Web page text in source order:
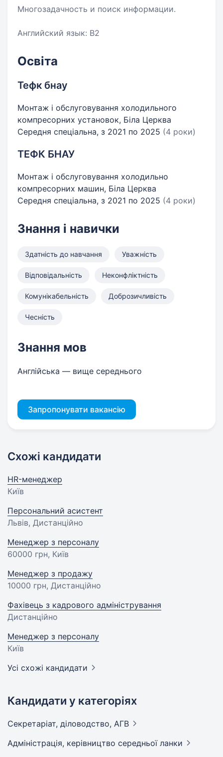
Многозадачность и поиск информации.
Английский язык: B2
Освіта
Тефк бнау
Монтаж і обслуговування холодильного
компресорних установок, Біла Церква
Середня спеціальна, з 2021 по 2025 (4 роки)
ТЕФК БНАУ
Монтаж і обслуговування холодильно
компресорних машин, Біла Церква
Середня спеціальна, з 2021 по 2025 (4 роки)
Знання і навички
Здатність до навчання Уважність
Відповідальність Неконфліктність
Комунікабельність Доброзичливість
Чесність
Знання мов
Англійська — вище середнього
Запропонувати вакансію
Схожі кандидати
HR-менеджер
Київ
Персональний асистент
Львів, Дистанційно
Менеджер з персоналу
60000 грн, Київ
Менеджер з продажу
10000 грн, Дистанційно
Фахівець з кадрового адміністрування
Дистанційно
Менеджер з персоналу
Київ
Усі схожі кандидати
Кандидати у категоріях
Секретаріат, діловодство, АГВ
Адмiнiстрацiя, керівництво середньої ланки